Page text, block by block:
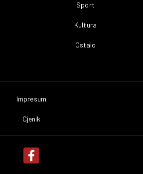
Sport
Kultura
Ostalo
Impresum
Cjenik